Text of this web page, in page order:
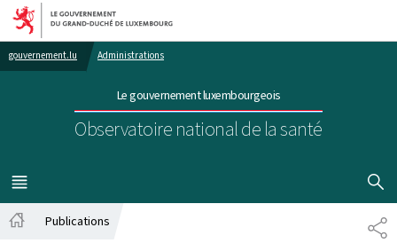
Aller au menu principal
Aller au contenu
gouvernement.lu Administrations
Le gouvernement luxembourgeois
Observatoire national de la santé
MENU
PRINCIPAL
Publications